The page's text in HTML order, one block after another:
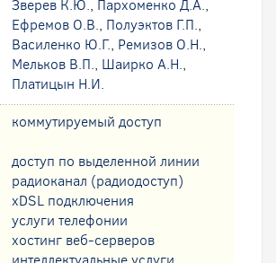
Зверев К.Ю., Пархоменко Д.А.,
Ефремов О.В., Полуэктов Г.П.,
Василенко Ю.Г., Ремизов О.Н.,
Мельков В.П., Шаирко А.Н.,
Платицын Н.И.
коммутируемый доступ
доступ по выделенной линии
радиоканал (радиодоступ)
xDSL подключения
услуги телефонии
хостинг веб-серверов